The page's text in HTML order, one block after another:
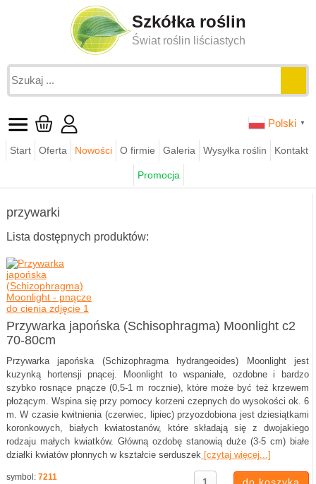
Szkółka roślin
Świat roślin liściastych
Polski ▼
Start Oferta Nowości O firmie Galeria Wysyłka roślin Kontakt
Promocja
przywarki
Lista dostępnych produktów:
Przywarka japońska (Schisophragma) Moonlight c2
70-80cm
Przywarka japońska (Schizophragma hydrangeoides) Moonlight jest
kuzynką hortensji pnącej. Moonlight to wspaniałe, ozdobne i bardzo
szybko rosnące pnącze (0,5-1 m rocznie), które może być też krzewem
płożącym. Wspina się przy pomocy korzeni czepnych do wysokości ok. 6
m. W czasie kwitnienia (czerwiec, lipiec) przyozdobiona jest dziesiątkami
koronkowych, białych kwiatostanów, które składają się z dwojakiego
rodzaju małych kwiatków. Główną ozdobę stanowią duże (3-5 cm) białe
działki kwiatów płonnych w kształcie serduszek[czytaj więcej...]
symbol: 7211